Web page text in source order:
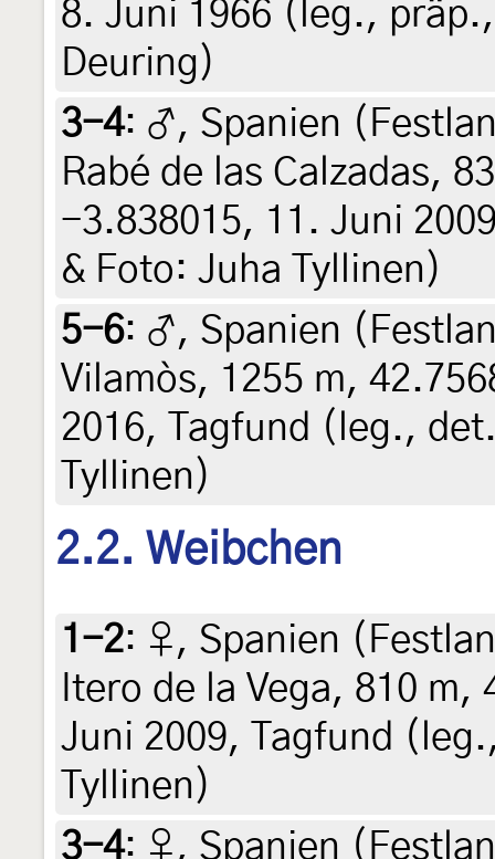
8. Juni 1966 (leg.,
Deuring)
3-4: ♂, Spanien
Rabé de las Calzadas,
-3.838015, 11. Juni
& Foto: Juha Tyllinen)
5-6: ♂, Spanien
Vilamòs, 1255 m,
2016, Tagfund (leg.,
Tyllinen)
2.2. Weibchen
1-2: ♀, Spanien
Itero de la Vega, 810
Juni 2009, Tagfund
Tyllinen)
3-4: ♀, Spanien